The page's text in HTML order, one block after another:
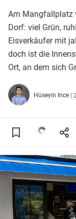
Am Mangfallplatz
Dorf: viel Grün,
Eisverkäufer mit
doch ist die
Ort, an dem sich
Hüseyin Ince |